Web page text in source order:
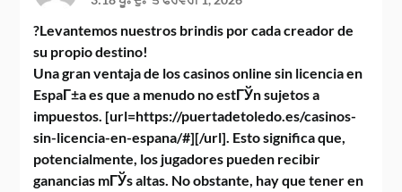
?Levantemos nuestros brindis por cada creador de
su propio destino!
Una gran ventaja de los casinos online sin licencia en
EspaГ±a es que a menudo no estГЎn sujetos a
impuestos. [url=https://puertadetoledo.es/casinos-
sin-licencia-en-espana/#][/url]. Esto significa que,
potencialmente, los jugadores pueden recibir
ganancias mГЎs altas. No obstante, hay que tener en